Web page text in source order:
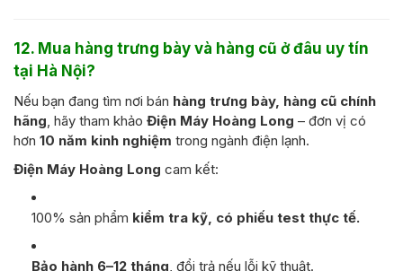
12. Mua hàng trưng bày và hàng cũ ở đâu uy tín
tại Hà Nội?
Nếu bạn đang tìm nơi bán hàng trưng bày, hàng cũ chính
hãng , hãy tham khảo Điện Máy Hoàng Long – đơn vị có
hơn 10 năm kinh nghiệm trong ngành điện lạnh.
Điện Máy Hoàng Long cam kết:
100% sản phẩm kiểm tra kỹ, có phiếu test thực tế.
Bảo hành 6–12 tháng , đổi trả nếu lỗi kỹ thuật.